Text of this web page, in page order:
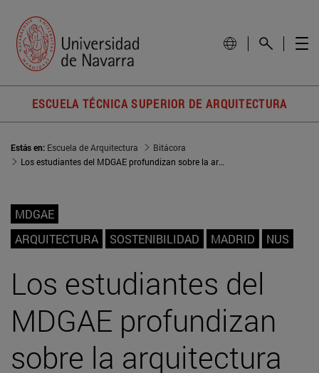
ESCUELA TÉCNICA SUPERIOR DE ARQUITECTURA
Estás en: Escuela de Arquitectura
Bitácora
Los estudiantes del MDGAE profundizan sobre la arquitectura sostenible en la Semana Internacional
MDGAE
ARQUITECTURA
SOSTENIBILIDAD MADRID NUS
Los estudiantes del
MDGAE profundizan
sobre la arquitectura